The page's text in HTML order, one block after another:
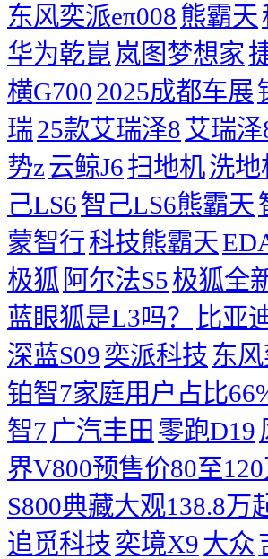
东风奕派eπ008 熊霸天
华为乾崑 岚图梦想家
横G7002025成都车展
瑞25款艾瑞泽8艾瑞泽
势z云鲸J6扫地机洗地
己LS6智己LS6熊霸天
蒙智行科技熊霸天
极狐 阿尔法S5极狐全
蓝眼狐是L3吗？
比亚
深蓝S09奕派科技 东
铂智7家庭用户占比
智7 广汽丰田 零跑D19
界V800预售价80至
S800典藏大观138.8万
追觅科技奕境X9大众